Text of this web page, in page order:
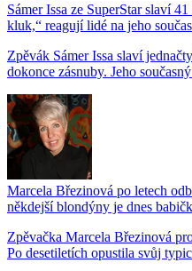
Sámer Issa ze SuperStar slaví
kluk,“ reagují lidé na jeho
Zpěvák Sámer Issa slaví
dokonce zásnuby. Jeho
Marcela Březinová po letech
někdejší blondýny je dnes
Zpěvačka Marcela Březinová
Po desetiletích opustila svůj